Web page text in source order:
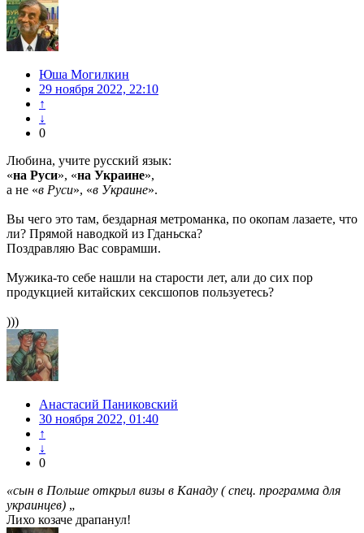
Юша Могилкин
29 ноября 2022, 22:10
↑
↓
0
Любина, учите русский язык:
«на Руси», «на Украине»,
а не «в Руси», «в Украине».
Вы чего это там, бездарная метроманка, по окопам лазаете, что
ли? Прямой наводкой из Гданьска?
Поздравляю Вас соврамши.
Мужика-то себе нашли на старости лет, али до сих пор
продукцией китайских сексшопов пользуетесь?
)))
Анастасий Паниковский
30 ноября 2022, 01:40
↑
↓
0
«сын в Польше открыл визы в Канаду ( спец. программа для
украинцев) „
Лихо козаче драпанул!